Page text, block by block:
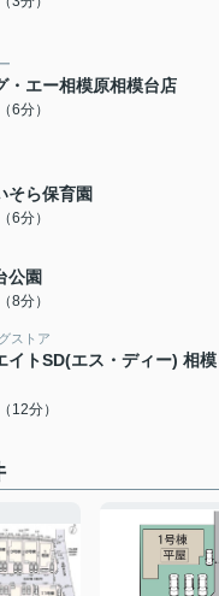
・エー相模原相模台店
6分）
そら保育園
6分）
公園
8分）
ストア
イトSD(エス・ディー) 相模
12分）